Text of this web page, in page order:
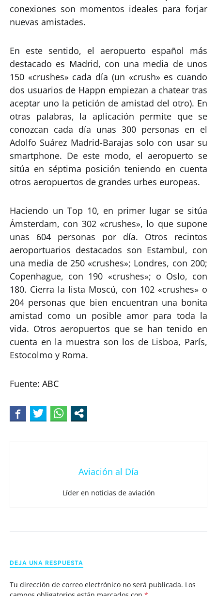
conexiones son momentos ideales para forjar
nuevas amistades.
En este sentido, el aeropuerto español más
destacado es Madrid, con una media de unos
150 «crushes» cada día (un «crush» es cuando
dos usuarios de Happn empiezan a chatear tras
aceptar uno la petición de amistad del otro). En
otras palabras, la aplicación permite que se
conozcan cada día unas 300 personas en el
Adolfo Suárez Madrid-Barajas solo con usar su
smartphone. De este modo, el aeropuerto se
sitúa en séptima posición teniendo en cuenta
otros aeropuertos de grandes urbes europeas.
Haciendo un Top 10, en primer lugar se sitúa
Ámsterdam, con 302 «crushes», lo que supone
unas 604 personas por día. Otros recintos
aeroportuarios destacados son Estambul, con
una media de 250 «crushes»; Londres, con 200;
Copenhague, con 190 «crushes»; o Oslo, con
180. Cierra la lista Moscú, con 102 «crushes» o
204 personas que bien encuentran una bonita
amistad como un posible amor para toda la
vida. Otros aeropuertos que se han tenido en
cuenta en la muestra son los de Lisboa, París,
Estocolmo y Roma.
Fuente: ABC
Aviación al Día
Líder en noticias de aviación
DEJA UNA RESPUESTA
Tu dirección de correo electrónico no será publicada. Los